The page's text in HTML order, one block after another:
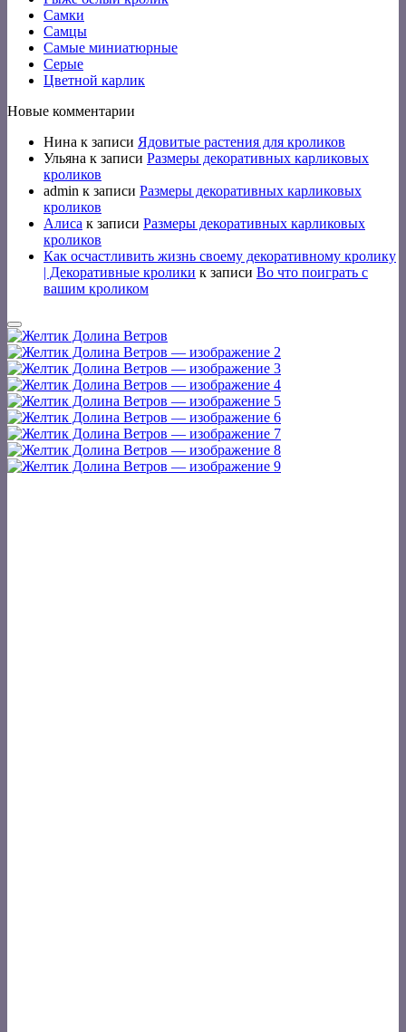
Самки
Самцы
Самые миниатюрные
Серые
Цветной карлик
Новые комментарии
Нина к записи Ядовитые растения для кроликов
Ульяна к записи Размеры декоративных карликовых
кроликов
admin к записи Размеры декоративных карликовых
кроликов
Алиса к записи Размеры декоративных карликовых
кроликов
Как осчастливить жизнь своему декоративному кролику
| Декоративные кролики к записи Во что поиграть с
вашим кроликом